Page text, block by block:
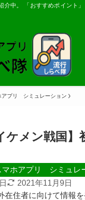
介中。 「おすすめポイント
アプリ シミュレーション
ケメン戦国
マホアプリ シミュレ
2021年11月9日
在住者に向けて情報を